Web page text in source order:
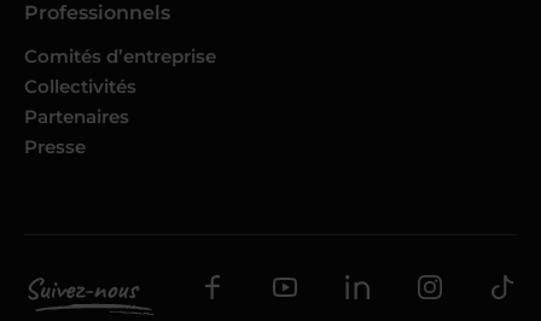
Professionnels
Comités d’entreprise
Collectivités
Partenaires
Presse